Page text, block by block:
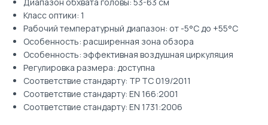
Класс оптики: 1
Рабочий температурный диапазон: от -5°C до +55°C
Особенность: расширенная зона обзора
Особенность: эффективная воздушная циркуляция
Регулировка размера: доступна
Соответствие стандарту: ТР ТС 019/2011
Соответствие стандарту: EN 166:2001
Соответствие стандарту: EN 1731:2006